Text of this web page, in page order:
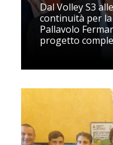
Dal Volley S3
continuità per
Pallavolo
progetto